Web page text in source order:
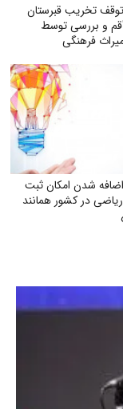
تخریب قبرستان
و بررسی توسط
فرهنگی
شدن امکان ثبت
در کشور همانند